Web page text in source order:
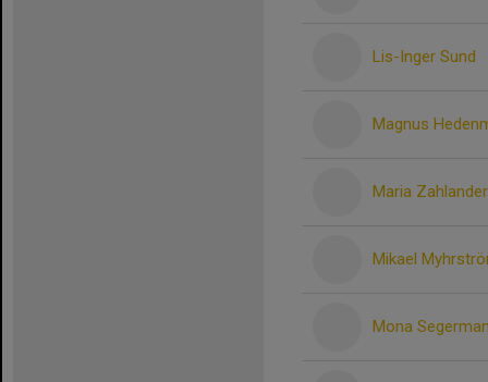
Lis-Inger Sund
Magnus
Maria Zahlander
Mikael
Mona Segerman